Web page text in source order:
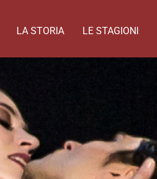
LA STORIA LE STAGIONI